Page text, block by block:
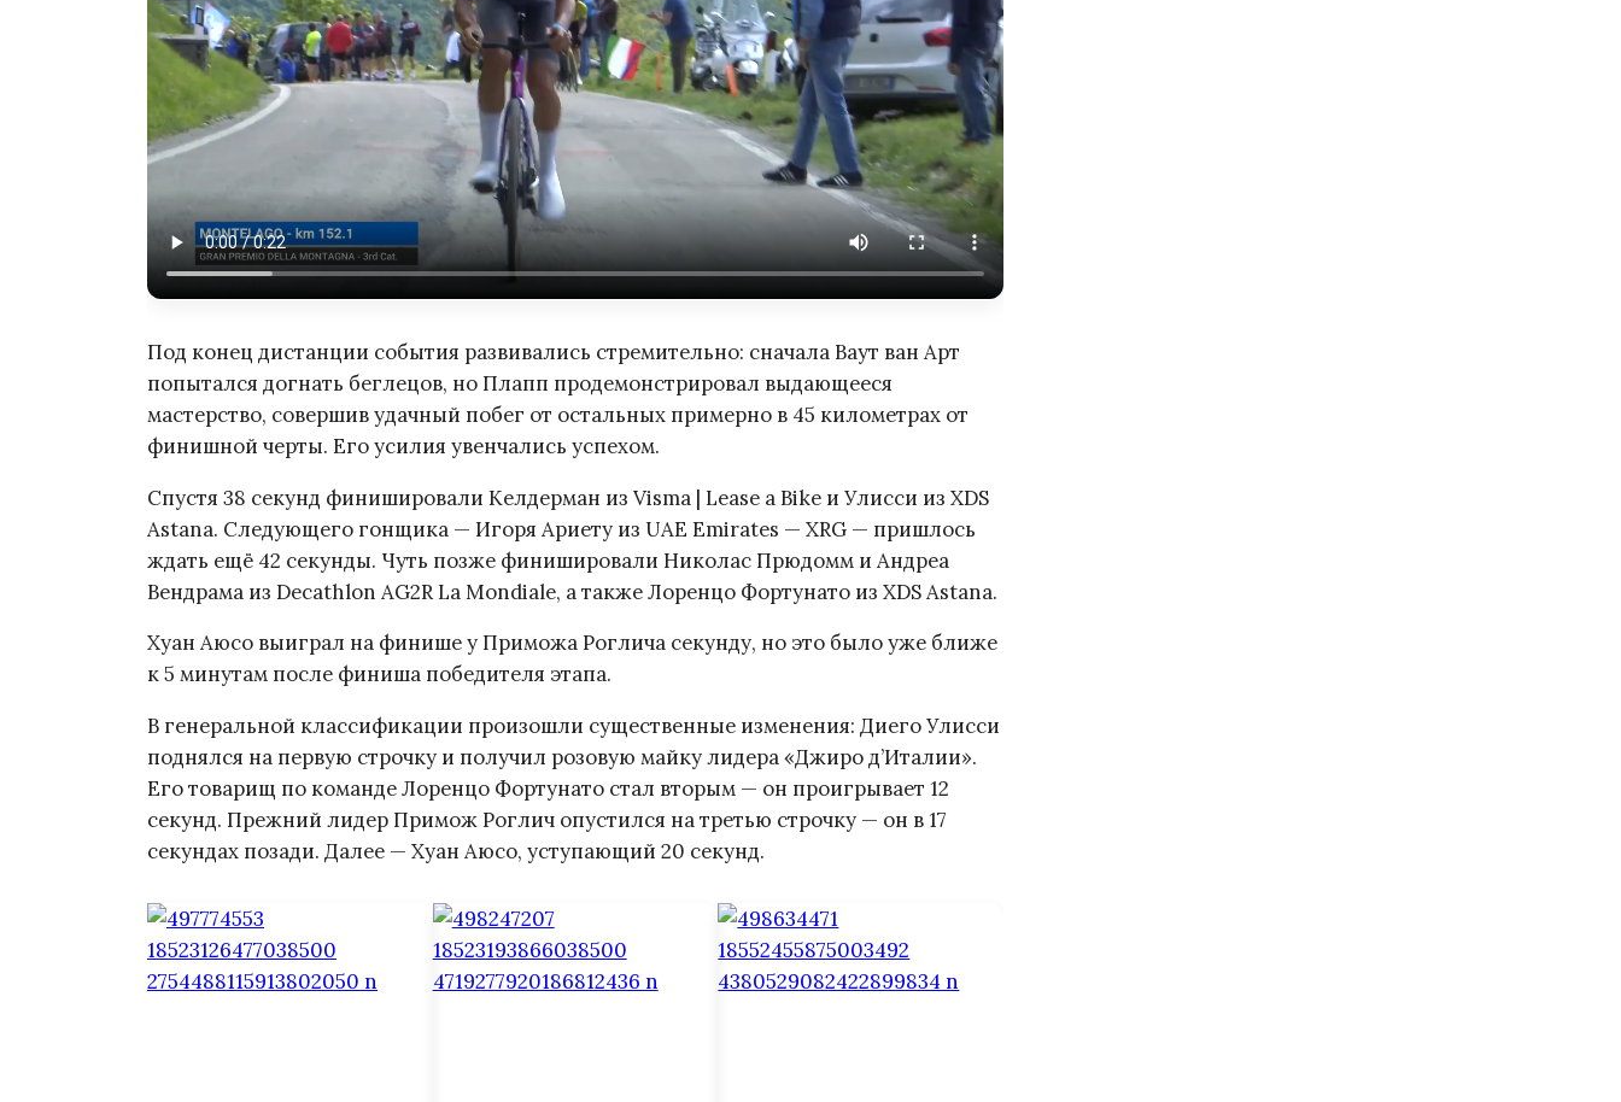
Под конец дистанции события развивались стремительно: сначала Ваут ван Арт
попытался догнать беглецов, но Плапп продемонстрировал выдающееся
мастерство, совершив удачный побег от остальных примерно в 45 километрах от
финишной черты. Его усилия увенчались успехом.
Спустя 38 секунд финишировали Келдерман из Visma | Lease a Bike и Улисси из XDS
Astana. Следующего гонщика — Игоря Ариету из UAE Emirates — XRG — пришлось
ждать ещё 42 секунды. Чуть позже финишировали Николас Прюдомм и Андреа
Вендрама из Decathlon AG2R La Mondiale, а также Лоренцо Фортунато из XDS Astana.
Хуан Аюсо выиграл на финише у Приможа Роглича секунду, но это было уже ближе
к 5 минутам после финиша победителя этапа.
В генеральной классификации произошли существенные изменения: Диего Улисси
поднялся на первую строчку и получил розовую майку лидера «Джиро д’Италии».
Его товарищ по команде Лоренцо Фортунато стал вторым — он проигрывает 12
секунд. Прежний лидер Примож Роглич опустился на третью строчку — он в 17
секундах позади. Далее — Хуан Аюсо, уступающий 20 секунд.